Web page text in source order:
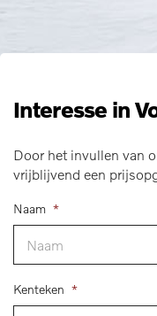
Interesse in
Door het invullen van
vrijblijvend een
Naam *
Kenteken *